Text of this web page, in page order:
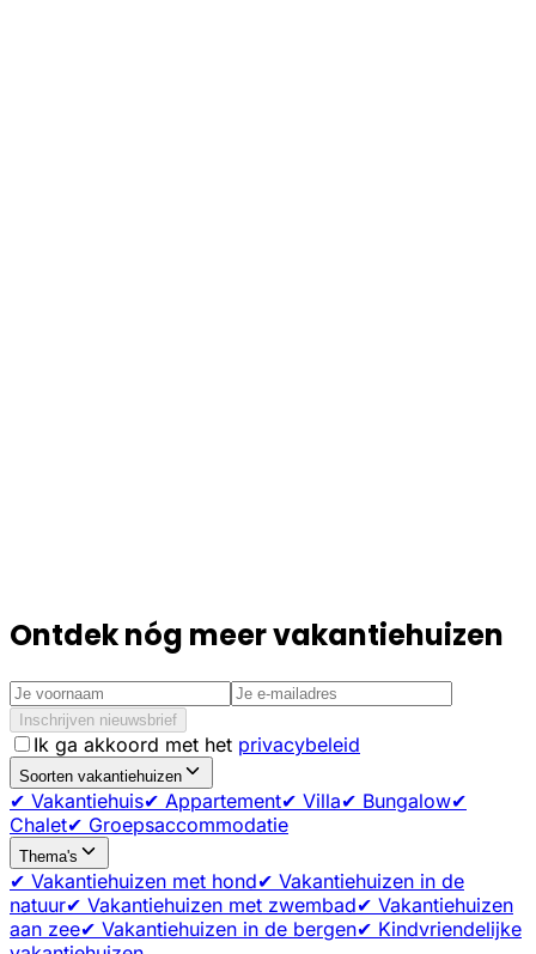
Ontdek nóg meer vakantiehuizen
Inschrijven nieuwsbrief
Ik ga akkoord met het privacybeleid
Soorten vakantiehuizen
✔ Vakantiehuis✔ Appartement✔ Villa✔ Bungalow✔
Chalet✔ Groepsaccommodatie
Thema's
✔ Vakantiehuizen met hond✔ Vakantiehuizen in de
natuur✔ Vakantiehuizen met zwembad✔ Vakantiehuizen
aan zee✔ Vakantiehuizen in de bergen✔ Kindvriendelijke